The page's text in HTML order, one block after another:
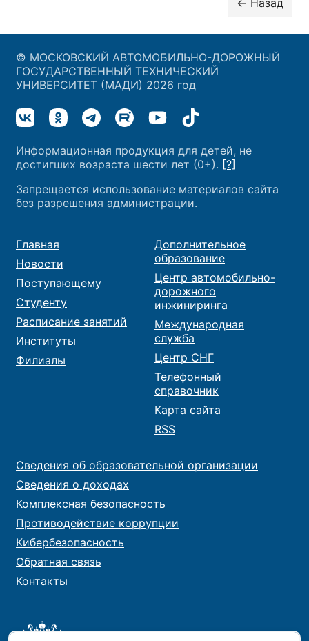
© МОСКОВСКИЙ АВТОМОБИЛЬНО-ДОРОЖНЫЙ
ГОСУДАРСТВЕННЫЙ ТЕХНИЧЕСКИЙ
УНИВЕРСИТЕТ (МАДИ) 2026 год
Информационная продукция для детей, не
достигших возраста шести лет (0+). [?]
Запрещается использование материалов сайта
без разрешения администрации.
Главная
Новости
Поступающему
Студенту
Расписание занятий
Институты
Филиалы
Дополнительное
образование
Центр автомобильно-
дорожного
инжиниринга
Международная
служба
Центр СНГ
Телефонный
справочник
Карта сайта
RSS
Сведения об образовательной организации
Сведения о доходах
Комплексная безопасность
Противодействие коррупции
Кибербезопасность
Обратная связь
Контакты